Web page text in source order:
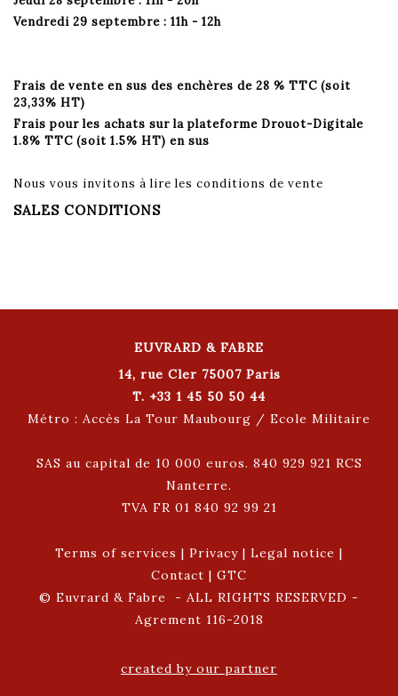
Vendredi 29 septembre : 11h - 12h
Frais de vente en sus des enchères de 28 % TTC (soit
23,33% HT)
Frais pour les achats sur la plateforme Drouot-Digitale
1.8% TTC (soit 1.5% HT) en sus
Nous vous invitons à lire les conditions de vente
SALES CONDITIONS
EUVRARD & FABRE
14, rue Cler 75007 Paris
T. +33 1 45 50 50 44
Métro : Accès La Tour Maubourg / Ecole Militaire
SAS au capital de 10 000 euros. 840 929 921 RCS
Nanterre.
TVA FR 01 840 92 99 21
Terms of services | Privacy | Legal notice |
Contact | GTC
© Euvrard & Fabre - ALL RIGHTS RESERVED -
Agrement 116-2018
created by our partner